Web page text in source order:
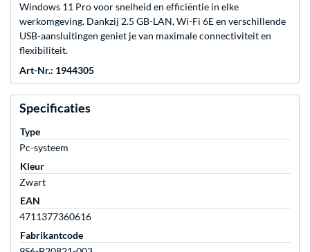
Windows 11 Pro voor snelheid en efficiëntie in elke
werkomgeving. Dankzij 2.5 GB-LAN, Wi-Fi 6E en verschillende
USB-aansluitingen geniet je van maximale connectiviteit en
flexibiliteit.
Art-Nr.: 1944305
Specificaties
Type
Pc-systeem
Kleur
Zwart
EAN
4711377360616
Fabrikantcode